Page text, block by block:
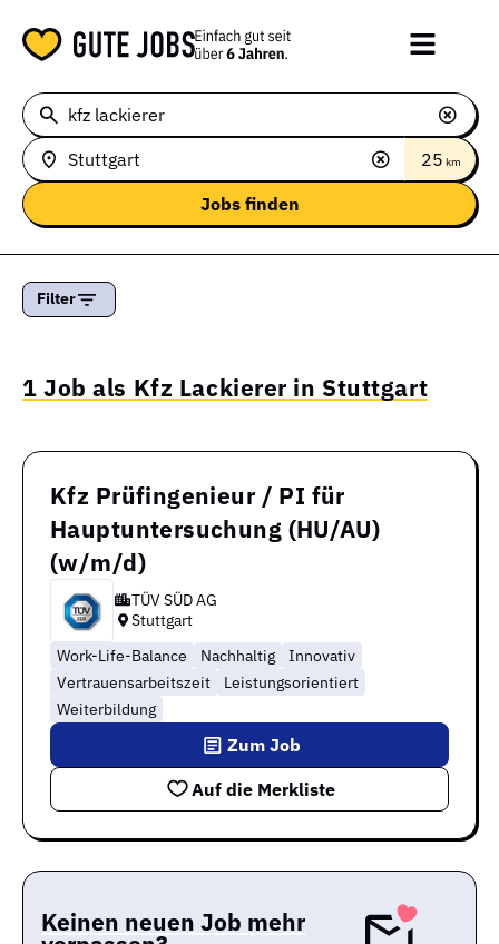
25 km
Filter
1 Job als Kfz Lackierer in Stuttgart
Kfz Prüfingenieur / PI für
Hauptuntersuchung (HU/AU)
(w/m/d)
TÜV SÜD AG
Stuttgart
Work-Life-Balance
Nachhaltig
Innovativ
Vertrauensarbeitszeit
Leistungsorientiert
Weiterbildung
Auf die Merkliste
Zum Job
Keinen neuen Job mehr